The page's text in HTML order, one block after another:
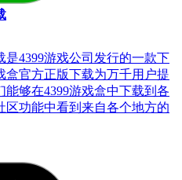
是4399游戏公司发行的一款下
盒官方正版下载为万千用户提
够在4399游戏盒中下载到各
区功能中看到来自各个地方的